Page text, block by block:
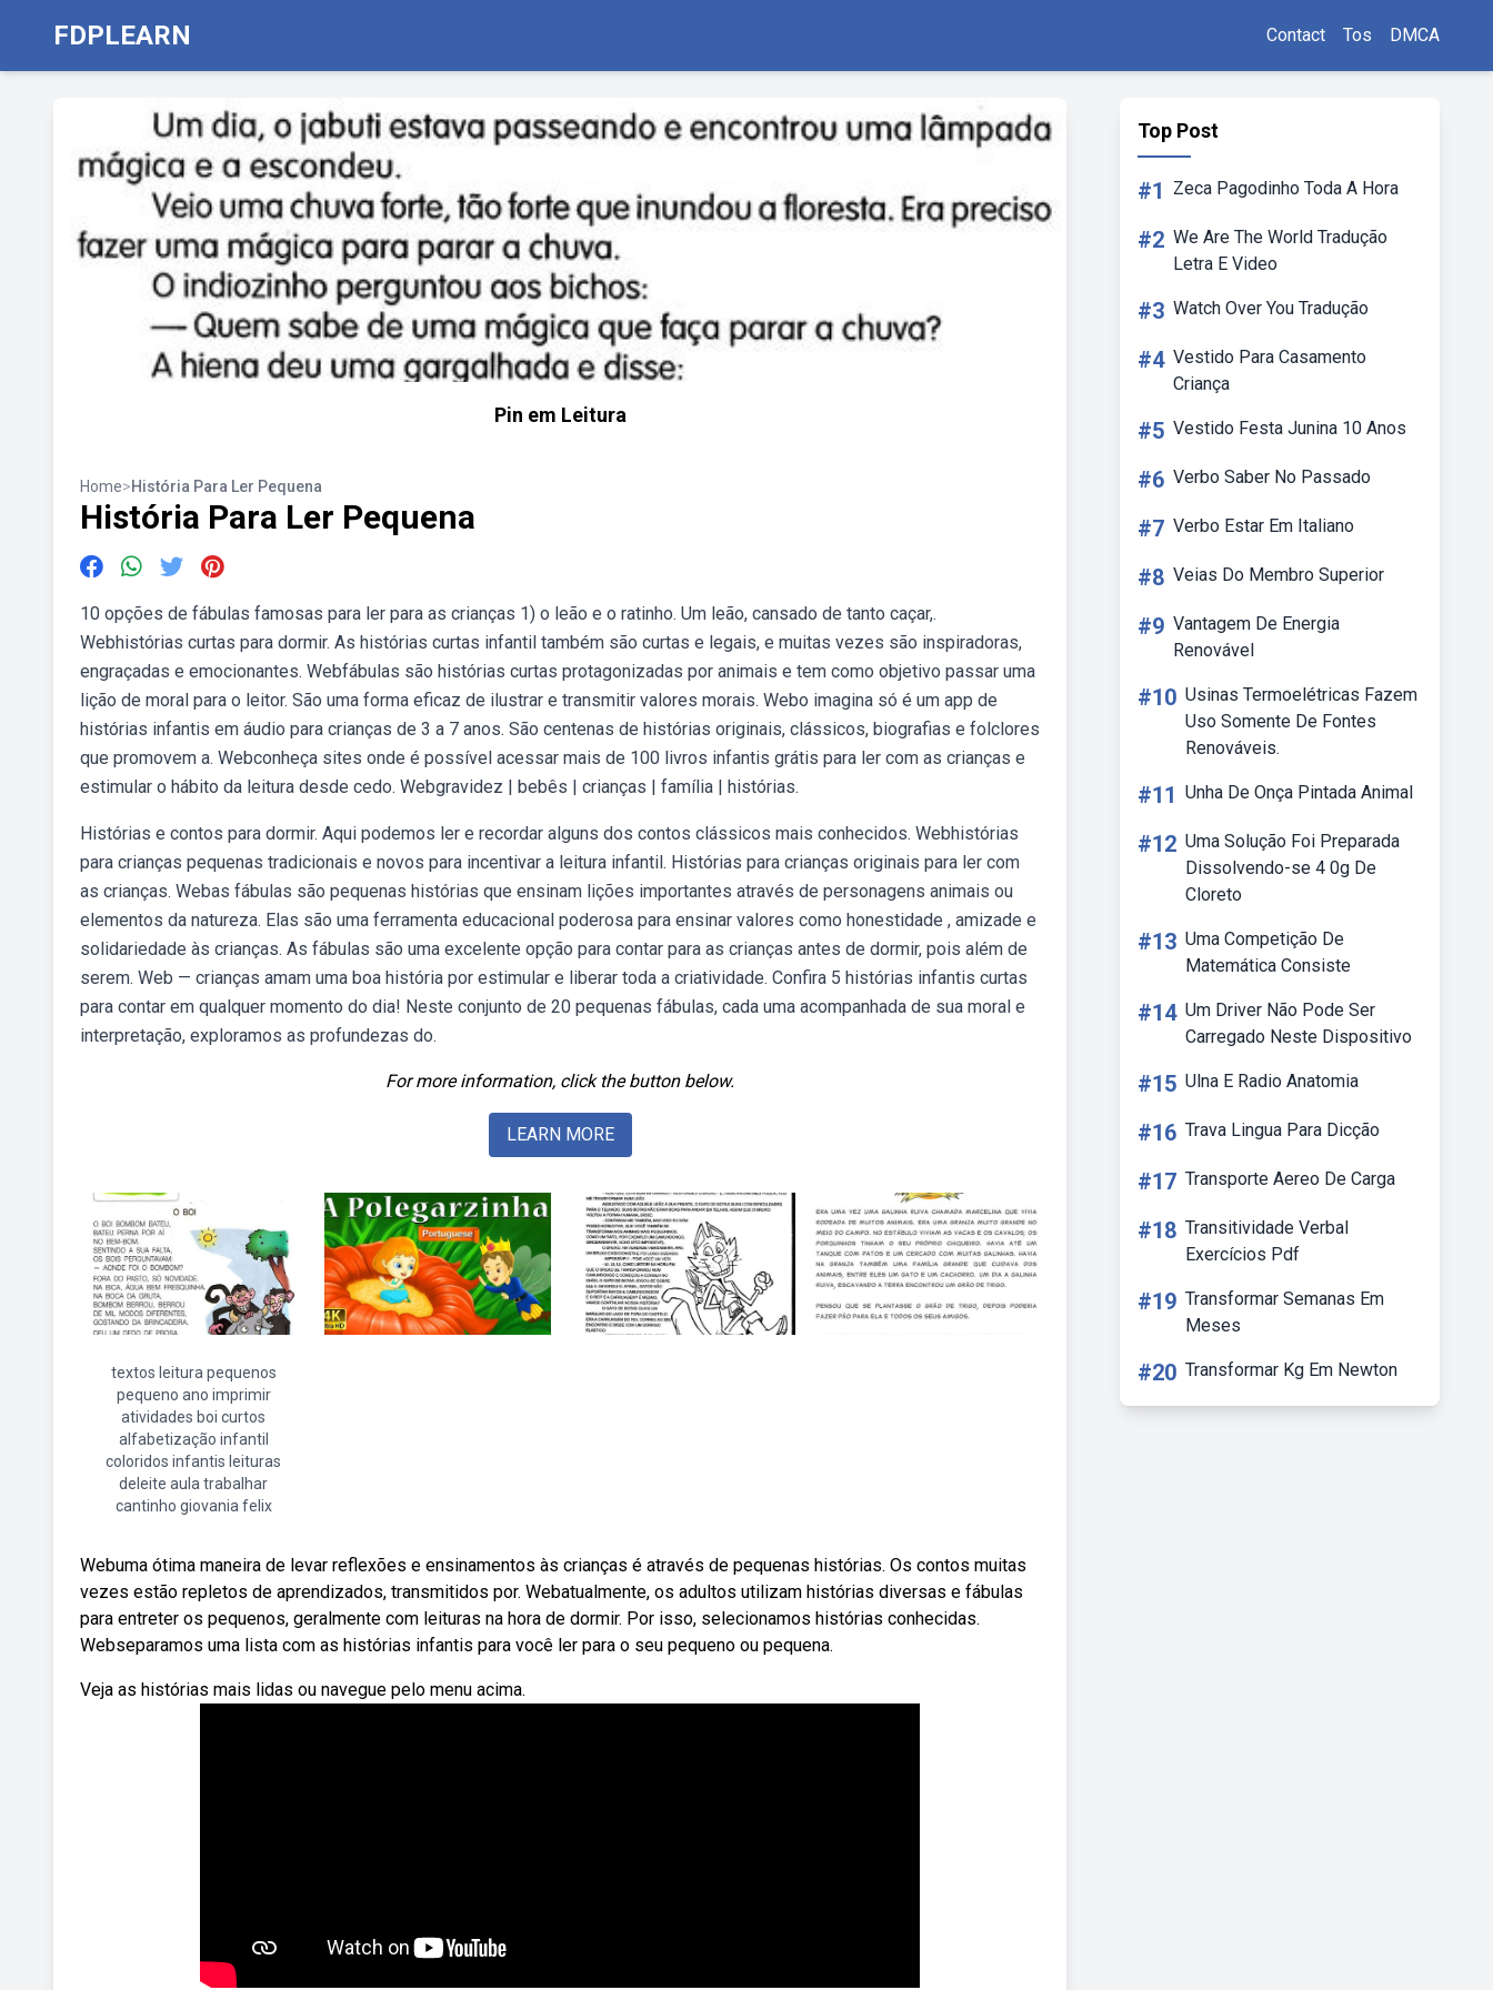
FDPLEARN Contact Tos DMCA
Pin em Leitura
Home>História Para Ler Pequena
História Para Ler Pequena
10 opções de fábulas famosas para ler para as crianças 1) o leão e o ratinho. Um leão, cansado de tanto caçar,.
Webhistórias curtas para dormir. As histórias curtas infantil também são curtas e legais, e muitas vezes são inspiradoras,
engraçadas e emocionantes. Webfábulas são histórias curtas protagonizadas por animais e tem como objetivo passar uma
lição de moral para o leitor. São uma forma eficaz de ilustrar e transmitir valores morais. Webo imagina só é um app de
histórias infantis em áudio para crianças de 3 a 7 anos. São centenas de histórias originais, clássicos, biografias e folclores
que promovem a. Webconheça sites onde é possível acessar mais de 100 livros infantis grátis para ler com as crianças e
estimular o hábito da leitura desde cedo. Webgravidez | bebês | crianças | família | histórias.
Histórias e contos para dormir. Aqui podemos ler e recordar alguns dos contos clássicos mais conhecidos. Webhistórias
para crianças pequenas tradicionais e novos para incentivar a leitura infantil. Histórias para crianças originais para ler com
as crianças. Webas fábulas são pequenas histórias que ensinam lições importantes através de personagens animais ou
elementos da natureza. Elas são uma ferramenta educacional poderosa para ensinar valores como honestidade , amizade e
solidariedade às crianças. As fábulas são uma excelente opção para contar para as crianças antes de dormir, pois além de
serem. Web — crianças amam uma boa história por estimular e liberar toda a criatividade. Confira 5 histórias infantis curtas
para contar em qualquer momento do dia! Neste conjunto de 20 pequenas fábulas, cada uma acompanhada de sua moral e
interpretação, exploramos as profundezas do.
For more information, click the button below.
LEARN MORE
textos leitura pequenos
pequeno ano imprimir
atividades boi curtos
alfabetização infantil
coloridos infantis leituras
deleite aula trabalhar
cantinho giovania felix
Webuma ótima maneira de levar reflexões e ensinamentos às crianças é através de pequenas histórias. Os contos muitas
vezes estão repletos de aprendizados, transmitidos por. Webatualmente, os adultos utilizam histórias diversas e fábulas
para entreter os pequenos, geralmente com leituras na hora de dormir. Por isso, selecionamos histórias conhecidas.
Webseparamos uma lista com as histórias infantis para você ler para o seu pequeno ou pequena.
Veja as histórias mais lidas ou navegue pelo menu acima.
Top Post
#1 Zeca Pagodinho Toda A Hora
#2 We Are The World Tradução
Letra E Video
#3 Watch Over You Tradução
#4 Vestido Para Casamento
Criança
#5 Vestido Festa Junina 10 Anos
#6 Verbo Saber No Passado
#7 Verbo Estar Em Italiano
#8 Veias Do Membro Superior
#9 Vantagem De Energia
Renovável
#10 Usinas Termoelétricas Fazem
Uso Somente De Fontes
Renováveis.
#11 Unha De Onça Pintada Animal
#12 Uma Solução Foi Preparada
Dissolvendo-se 4 0g De
Cloreto
#13 Uma Competição De
Matemática Consiste
#14 Um Driver Não Pode Ser
Carregado Neste Dispositivo
#15 Ulna E Radio Anatomia
#16 Trava Lingua Para Dicção
#17 Transporte Aereo De Carga
#18 Transitividade Verbal
Exercícios Pdf
#19 Transformar Semanas Em
Meses
#20 Transformar Kg Em Newton